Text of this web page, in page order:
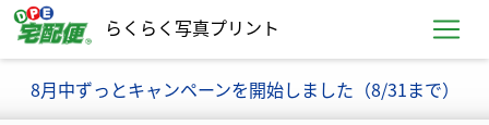
らくらく写真プリント
お知らせ
8月中ずっとキャンペーンを開始しました（8/31まで）